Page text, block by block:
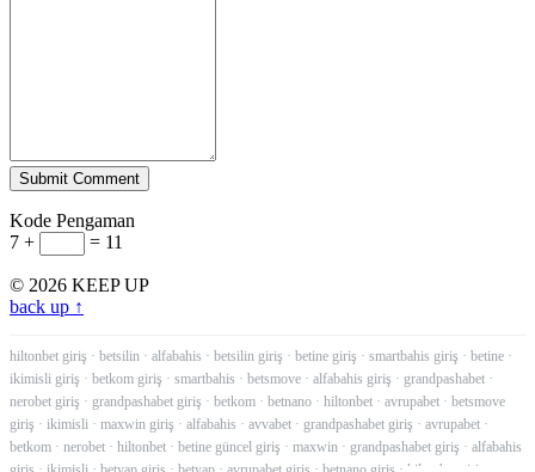
Submit Comment
Kode Pengaman
7 +
= 11
© 2026 KEEP UP
back up ↑
hiltonbet giriş · betsilin · alfabahis · betsilin giriş · betine giriş · smartbahis giriş · betine ·
ikimisli giriş · betkom giriş · smartbahis · betsmove · alfabahis giriş · grandpashabet ·
nerobet giriş · grandpashabet giriş · betkom · betnano · hiltonbet · avrupabet · betsmove
giriş · ikimisli · maxwin giriş · alfabahis · avvabet · grandpashabet giriş · avrupabet ·
betkom · nerobet · hiltonbet · betine güncel giriş · maxwin · grandpashabet giriş · alfabahis